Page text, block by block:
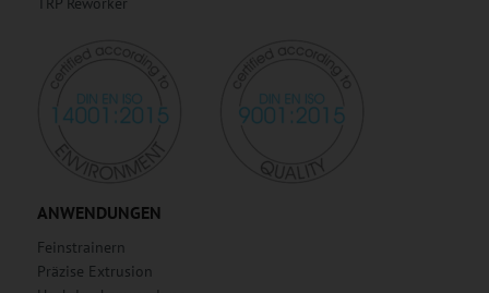
ANWENDUNGEN
Feinstrainern
Präzise Extrusion